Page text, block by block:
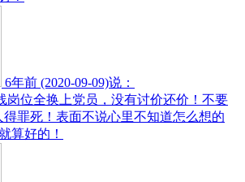
6年前 (2020-09-09)说：
岗位全换上党员，没有讨价还价！不要
得罪死！表面不说心里不知道怎么想的
算好的！